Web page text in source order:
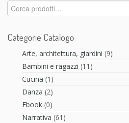
Cerca:
Categorie Catalogo
Arte, architettura, giardini (9)
Bambini e ragazzi (11)
Cucina (1)
Danza (2)
Ebook (0)
Narrativa (61)